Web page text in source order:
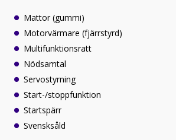
Mattor (gummi)
Motorvärmare (fjärrstyrd)
Multifunktionsratt
Nödsamtal
Servostyrning
Start-/stoppfunktion
Startspärr
Svensksåld